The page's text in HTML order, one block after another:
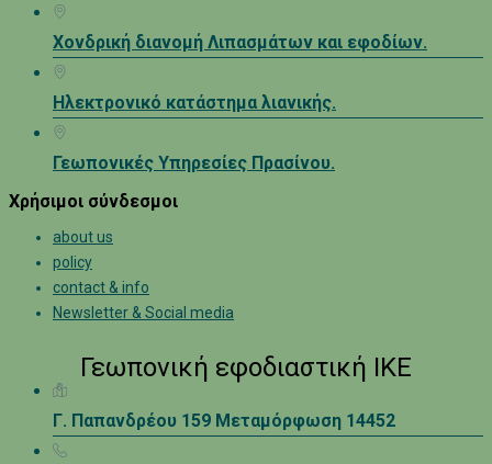
Χονδρική διανομή Λιπασμάτων και εφοδίων.
Ηλεκτρονικό κατάστημα λιανικής.
Γεωπονικές Υπηρεσίες Πρασίνου.
Χρήσιμοι σύνδεσμοι
about us
policy
contact & info
Newsletter & Social media
Γεωπονική εφοδιαστική ΙΚΕ
Γ. Παπανδρέου 159 Μεταμόρφωση 14452